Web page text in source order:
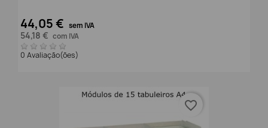
44,05 € sem IVA
54,18 € com IVA
0 Avaliação(ões)
favorite_border